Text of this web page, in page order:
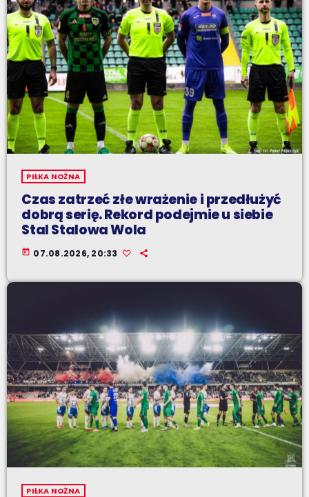
PIŁKA NOŻNA
Czas zatrzeć złe wrażenie i przedłużyć
dobrą serię. Rekord podejmie u siebie
Stal Stalowa Wola
today 07.08.2026, 20:33
PIŁKA NOŻNA